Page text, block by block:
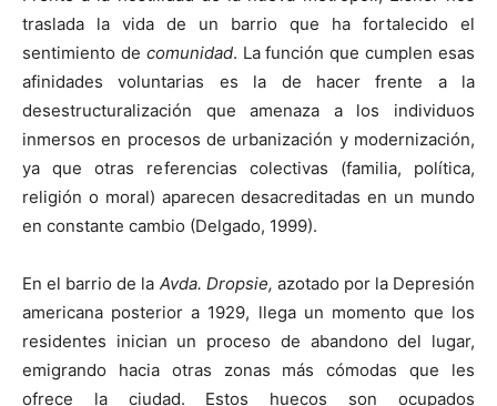
traslada la vida de un barrio que ha fortalecido el
sentimiento de comunidad. La función que cumplen esas
afinidades voluntarias es la de hacer frente a la
desestructuralización que amenaza a los individuos
inmersos en procesos de urbanización y modernización,
ya que otras referencias colectivas (familia, política,
religión o moral) aparecen desacreditadas en un mundo
en constante cambio (Delgado, 1999).
En el barrio de la Avda. Dropsie, azotado por la Depresión
americana posterior a 1929, llega un momento que los
residentes inician un proceso de abandono del lugar,
emigrando hacia otras zonas más cómodas que les
ofrece la ciudad. Estos huecos son ocupados